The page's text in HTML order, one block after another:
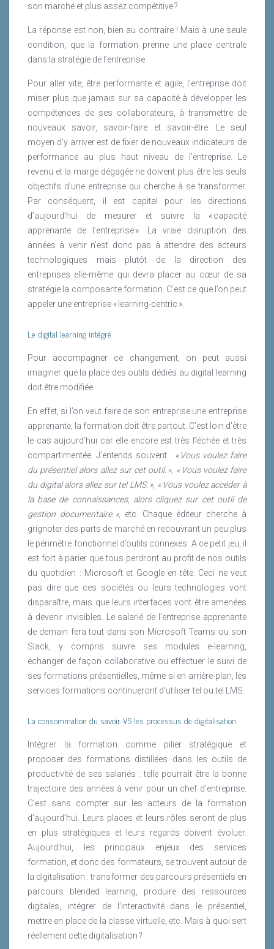
son marché et plus assez compétitive ?
La réponse est non, bien au contraire ! Mais à une seule
condition, que la formation prenne une place centrale
dans la stratégie de l’entreprise.
Pour aller vite, être performante et agile, l’entreprise doit
miser plus que jamais sur sa capacité à développer les
compétences de ses collaborateurs, à transmettre de
nouveaux savoir, savoir-faire et savoir-être. Le seul
moyen d’y arriver est de fixer de nouveaux indicateurs de
performance au plus haut niveau de l’entreprise. Le
revenu et la marge dégagée ne doivent plus être les seuls
objectifs d’une entreprise qui cherche à se transformer.
Par conséquent, il est capital pour les directions
d’aujourd’hui de mesurer et suivre la « capacité
apprenante de l’entreprise ». La vraie disruption des
années à venir n’est donc pas à attendre des acteurs
technologiques mais plutôt de la direction des
entreprises elle-même qui devra placer au cœur de sa
stratégie la composante formation. C’est ce que l’on peut
appeler une entreprise « learning-centric ».
Le digital learning intégré
Pour accompagner ce changement, on peut aussi
imaginer que la place des outils dédiés au digital learning
doit être modifiée.
En effet, si l’on veut faire de son entreprise une entreprise
apprenante, la formation doit être partout. C’est loin d’être
le cas aujourd’hui car elle encore est très fléchée et très
compartimentée. J’entends souvent : « Vous voulez faire
du présentiel alors allez sur cet outil. », « Vous voulez faire
du digital alors allez sur tel LMS. », « Vous voulez accéder à
la base de connaissances, alors cliquez sur cet outil de
gestion documentaire. », etc. Chaque éditeur cherche à
grignoter des parts de marché en recouvrant un peu plus
le périmètre fonctionnel d’outils connexes. A ce petit jeu, il
est fort à parier que tous perdront au profit de nos outils
du quotidien : Microsoft et Google en tête. Ceci ne veut
pas dire que ces sociétés ou leurs technologies vont
disparaître, mais que leurs interfaces vont être amenées
à devenir invisibles. Le salarié de l’entreprise apprenante
de demain fera tout dans son Microsoft Teams ou son
Slack, y compris suivre ses modules e-learning,
échanger de façon collaborative ou effectuer le suivi de
ses formations présentielles, même si en arrière-plan, les
services formations continueront d’utiliser tel ou tel LMS.
La consommation du savoir VS les processus de digitalisation
Intégrer la formation comme pilier stratégique et
proposer des formations distillées dans les outils de
productivité de ses salariés : telle pourrait être la bonne
trajectoire des années à venir pour un chef d’entreprise.
C’est sans compter sur les acteurs de la formation
d’aujourd’hui. Leurs places et leurs rôles seront de plus
en plus stratégiques et leurs regards doivent évoluer.
Aujourd’hui, les principaux enjeux des services
formation, et donc des formateurs, se trouvent autour de
la digitalisation : transformer des parcours présentiels en
parcours blended learning, produire des ressources
digitales, intégrer de l’interactivité dans le présentiel,
mettre en place de la classe virtuelle, etc. Mais à quoi sert
réellement cette digitalisation ?